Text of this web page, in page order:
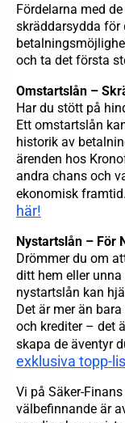
Fördelarna med
skräddarsydda för
och ta det första
Omstartslån –
Har du stött på
Ett omstartslån
historik av
ärenden hos
andra chans och
ekonomisk framtid.
här!
Nystartslån – För
Drömmer du om
ditt hem eller
nystartslån kan
Det är mer än
och krediter – det
skapa de äventyr
exklusiva topp-
Vi på Säker-
välbefinnande är